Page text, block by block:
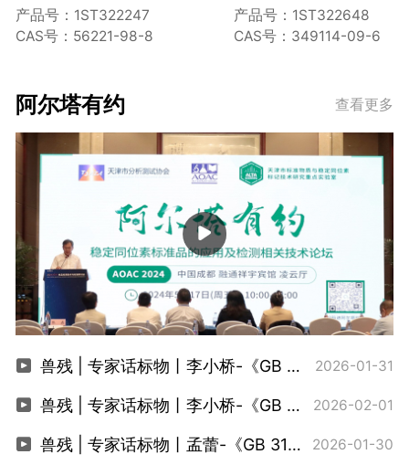
产品号：1ST322247
CAS号：56221-98-8
产品号：1ST322648
CAS号：349114-09-6
阿尔塔有约 查看更多

兽残 | 专家话标物丨李小桥-《GB 31659.9-2025卡巴氧和喹乙醇代谢残留标志物选择依据》 2026-01-31
兽残 | 专家话标物丨李小桥-《GB 31659.13-2025阿维菌素类的药物残留稳定性研究》 2026-02-01
兽残 | 专家话标物丨孟蕾-《GB 31658.26-2025动物性食品中127种药物残留量标准解读》 2026-01-30